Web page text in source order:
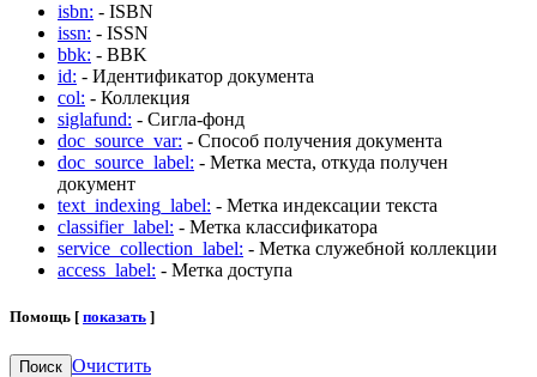
isbn: - ISBN
issn: - ISSN
bbk: - BBK
id: - Идентификатор документа
col: - Коллекция
siglafund: - Сигла-фонд
doc_source_var: - Способ получения документа
doc_source_label: - Метка места, откуда получен
документ
text_indexing_label: - Метка индексации текста
classifier_label: - Метка классификатора
service_collection_label: - Метка служебной коллекции
access_label: - Метка доступа
Помощь [ показать ]
Поиск Очистить